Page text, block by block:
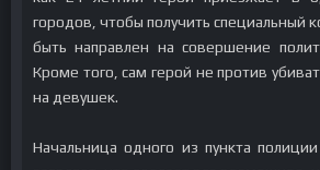
городов, чтобы получить специальный
быть направлен на совершение
Кроме того, сам герой не против
на девушек.
Начальница одного из пункта